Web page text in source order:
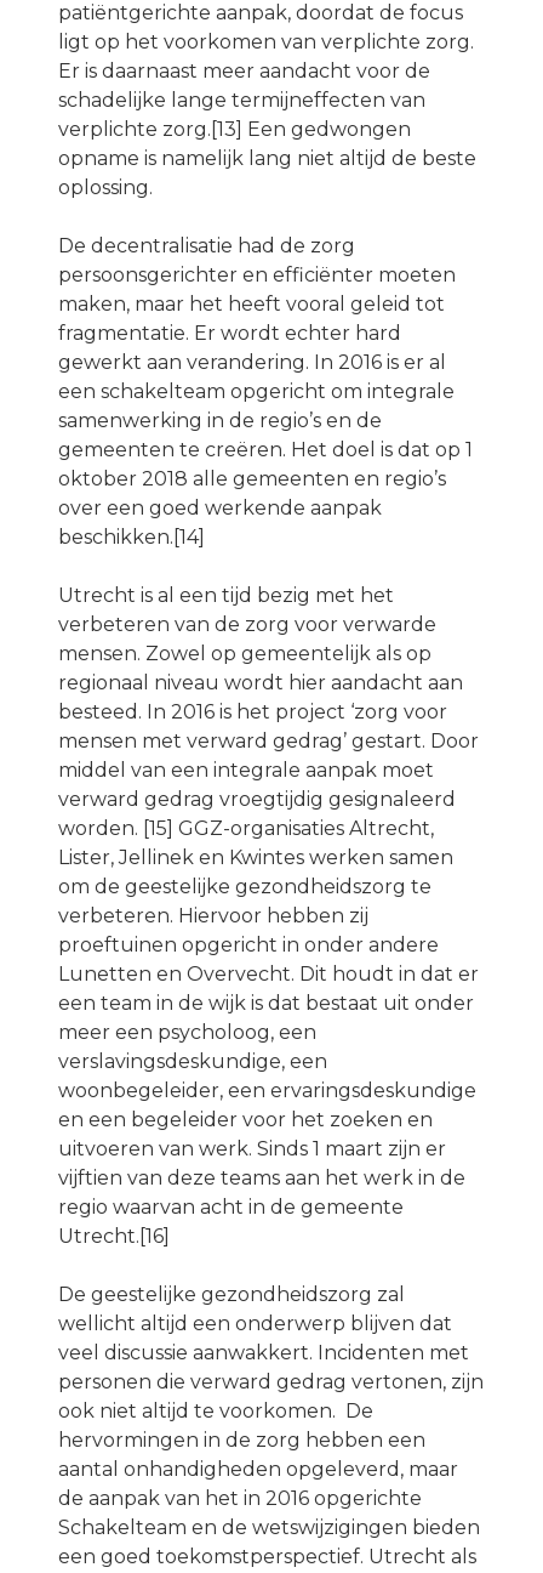
patiëntgerichte aanpak, doordat de focus
ligt op het voorkomen van verplichte zorg.
Er is daarnaast meer aandacht voor de
schadelijke lange termijneffecten van
verplichte zorg.[13] Een gedwongen
opname is namelijk lang niet altijd de beste
oplossing.
De decentralisatie had de zorg
persoonsgerichter en efficiënter moeten
maken, maar het heeft vooral geleid tot
fragmentatie. Er wordt echter hard
gewerkt aan verandering. In 2016 is er al
een schakelteam opgericht om integrale
samenwerking in de regio’s en de
gemeenten te creëren. Het doel is dat op 1
oktober 2018 alle gemeenten en regio’s
over een goed werkende aanpak
beschikken.[14]
Utrecht is al een tijd bezig met het
verbeteren van de zorg voor verwarde
mensen. Zowel op gemeentelijk als op
regionaal niveau wordt hier aandacht aan
besteed. In 2016 is het project ‘zorg voor
mensen met verward gedrag’ gestart. Door
middel van een integrale aanpak moet
verward gedrag vroegtijdig gesignaleerd
worden. [15] GGZ-organisaties Altrecht,
Lister, Jellinek en Kwintes werken samen
om de geestelijke gezondheidszorg te
verbeteren. Hiervoor hebben zij
proeftuinen opgericht in onder andere
Lunetten en Overvecht. Dit houdt in dat er
een team in de wijk is dat bestaat uit onder
meer een psycholoog, een
verslavingsdeskundige, een
woonbegeleider, een ervaringsdeskundige
en een begeleider voor het zoeken en
uitvoeren van werk. Sinds 1 maart zijn er
vijftien van deze teams aan het werk in de
regio waarvan acht in de gemeente
Utrecht.[16]
De geestelijke gezondheidszorg zal
wellicht altijd een onderwerp blijven dat
veel discussie aanwakkert. Incidenten met
personen die verward gedrag vertonen, zijn
ook niet altijd te voorkomen. De
hervormingen in de zorg hebben een
aantal onhandigheden opgeleverd, maar
de aanpak van het in 2016 opgerichte
Schakelteam en de wetswijzigingen bieden
een goed toekomstperspectief. Utrecht als